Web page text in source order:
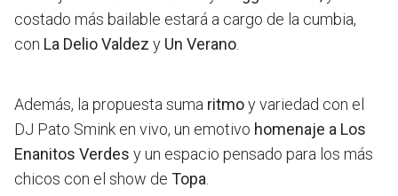
costado más bailable estará a cargo de la cumbia,
con La Delio Valdez y Un Verano
Además, la propuesta suma ritmoy variedad con el
DJ Pato Smink en vivo, un emotivo homenaje a Los
Enanitos Verdes y un espacio pensado para los más
chicos con el show de Topa